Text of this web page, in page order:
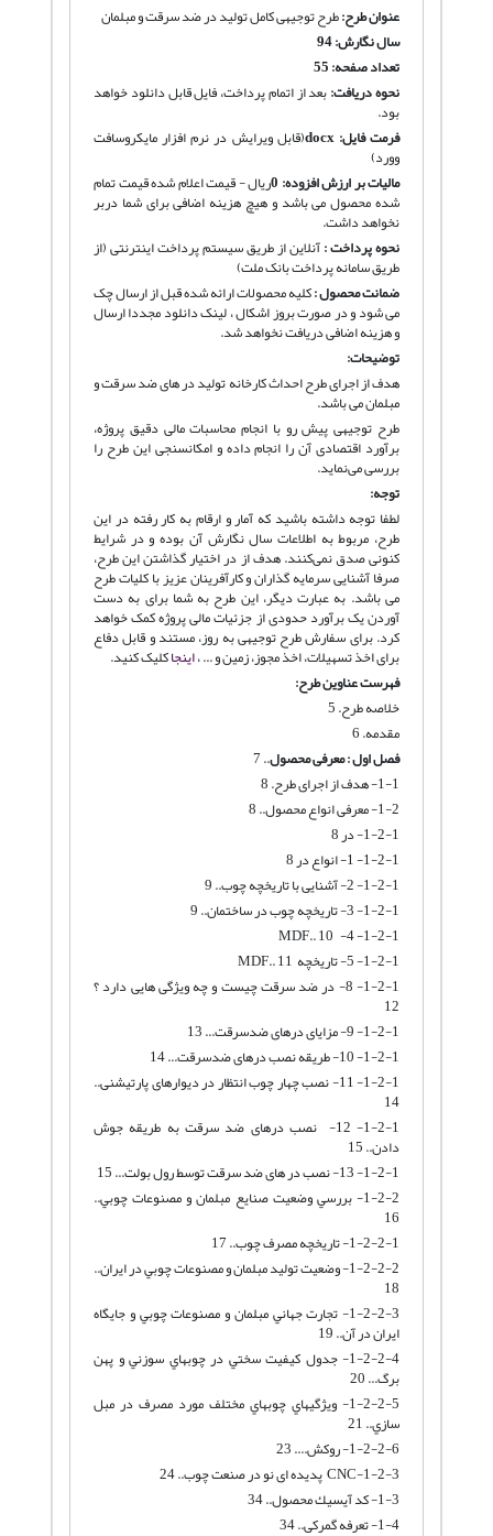
عنوان طرح:طرح توجیهی کامل تولید در ضد سرقت و مبلمان
سال نگارش: 94
تعداد صفحه: 55
نحوه دریافت:بعد از اتمام پرداخت، فایل قابل دانلود خواهد
بود.
فرمت فایل:docx(قابل ویرایش در نرم افزار مایکروسافت
وورد)
مالیات بر ارزش افزوده: 0ریال - قیمت اعلام شده قیمت تمام
شده محصول می باشد و هیچ هزینه اضافی برای شما دربر
نخواهد داشت.
نحوه پرداخت :آنلاین از طریق سیستم پرداخت اینترنتی (از
طریق سامانه پرداخت بانک ملت)
ضمانت محصول :کلیه محصولات ارائه شده قبل از ارسال چک
می شود و در صورت بروز اشکال ، لینک دانلود مجددا ارسال
و هزینه اضافی دریافت نخواهد شد.
توضیحات:
هدف از اجرای طرح احداث کارخانه تولید در های ضد سرقت و
مبلمان می باشد.
طرح توجیهی پیش رو با انجام محاسبات مالی دقیق پروژه،
برآورد اقتصادی آن را انجام داده و امکانسنجی این طرح را
بررسی می‌نماید.
توجه:
لطفا توجه داشته باشید که آمار و ارقام به کار رفته در این
طرح، مربوط به اطلاعات سال نگارش آن بوده و در شرایط
کنونی صدق نمی‌کنند. هدف از در اختیار گذاشتن این طرح،
صرفا آشنایی سرمایه گذاران و کارآفرینان عزیز با کلیات طرح
می باشد. به عبارت دیگر، این طرح به شما برای به دست
آوردن یک برآورد حدودی از جزئیات مالی پروژه کمک خواهد
کرد. برای سفارش طرح توجیهی به روز، مستند و قابل دفاع
برای اخذ تسهیلات، اخذ مجوز، زمین و ... ،اینجاکلیک کنید.
فهرست عناوین طرح:
خلاصه طرح. 5
مقدمه. 6
فصل اول :معرفی محصول.. 7
1-1- هدف از اجرای طرح. 8
1-2- معرفی انواع محصول.. 8
1-2-1- در 8
1-2-1- 1- انواع در 8
1-2-1- 2- آشنایی با تاریخچه چوب.. 9
1-2-1- 3- تاریخچه چوب در ساختمان.. 9
1-2-1- 4- MDF.. 10
1-2-1- 5- تاریخچه MDF.. 11
1-2-1- 8- در ضد سرقت چیست و چه ویژگی هایی دارد ؟
12
1-2-1- 9- مزایای درهای ضدسرقت... 13
1-2-1- 10- طریقه نصب درهای ضدسرقت... 14
1-2-1- 11- نصب چهار چوب انتظار در دیوارهای پارتیشنی..
14
1-2-1- 12- نصب درهای ضد سرقت به طریقه جوش
دادن.. 15
1-2-1- 13- نصب در های ضد سرقت توسط رول بولت... 15
1-2-2- بررسي وضعيت صنايع مبلمان و مصنوعات چوبي..
16
1-2-2-1- تاريخچه مصرف چوب.. 17
1-2-2-2- وضعيت توليد مبلمان و مصنوعات چوبي در ايران..
18
1-2-2-3- تجارت جهاني مبلمان و مصنوعات چوبي و جايگاه
ايران در آن.. 19
1-2-2-4- جدول كيفيت سختي در چوبهاي سوزني و پهن
برگ... 20
1-2-2-5- ويژگيهاي چوبهاي مختلف مورد مصرف در مبل
سازي.. 21
1-2-2-6- روكش.... 23
1-2-3-CNC پدیده ای نو در صنعت چوب.. 24
1-3- كد آيسيك محصول.. 34
1-4- تعرفه گمرکی.. 34